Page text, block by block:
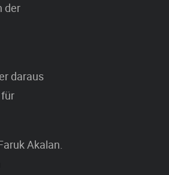
der
daraus
Akalan.